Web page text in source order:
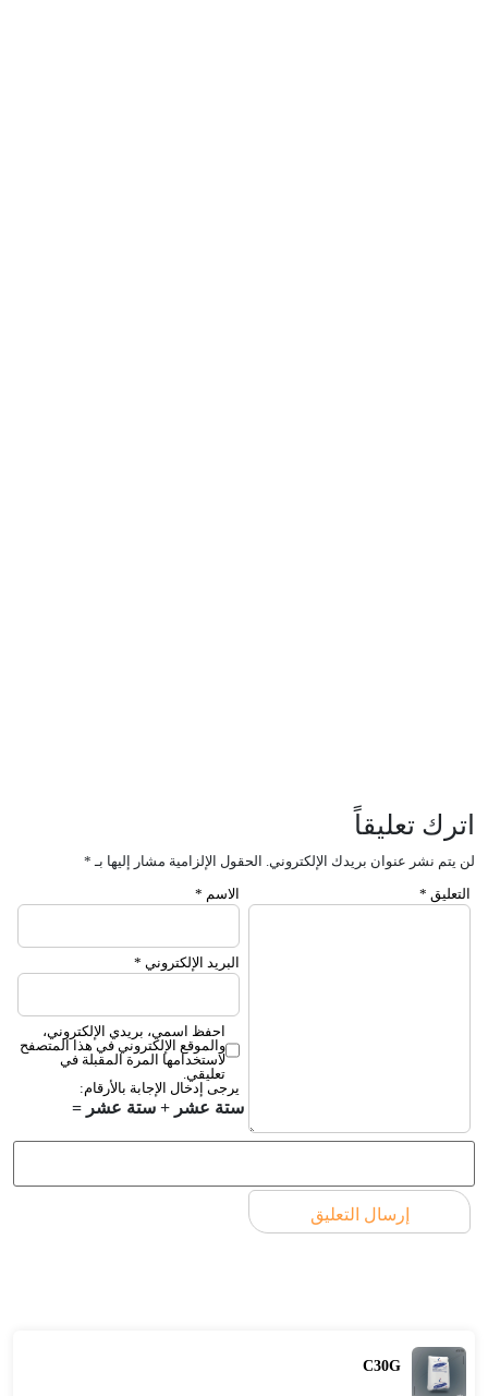
اترك تعليقاً
لن يتم نشر عنوان بريدك الإلكتروني. الحقول الإلزامية مشار إليها بـ *
التعليق * الاسم *
البريد الإلكتروني *
احفظ اسمي، بريدي الإلكتروني،
والموقع الإلكتروني في هذا المتصفح
لاستخدامها المرة المقبلة في
تعليقي.
يرجى إدخال الإجابة بالأرقام:
ستة عشر + ستة عشر =
C30G